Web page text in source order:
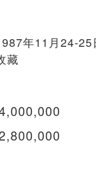
年11月24-
藏